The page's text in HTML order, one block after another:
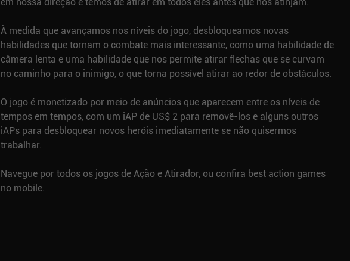
À medida que avançamos nos níveis do jogo, desbloqueamos novas
habilidades que tornam o combate mais interessante, como uma habilidade de
câmera lenta e uma habilidade que nos permite atirar flechas que se curvam
no caminho para o inimigo, o que torna possível atirar ao redor de obstáculos.
O jogo é monetizado por meio de anúncios que aparecem entre os níveis de
tempos em tempos, com um iAP de US$ 2 para removê-los e alguns outros
iAPs para desbloquear novos heróis imediatamente se não quisermos
trabalhar.
Navegue por todos os jogos deAçãoeAtirador, ou confira best action games
no mobile.